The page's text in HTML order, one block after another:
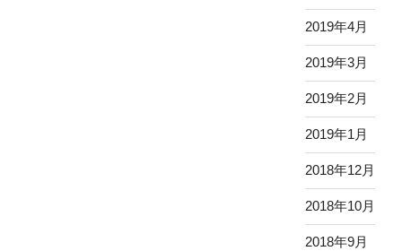
2019年4月
2019年3月
2019年2月
2019年1月
2018年12月
2018年10月
2018年9月